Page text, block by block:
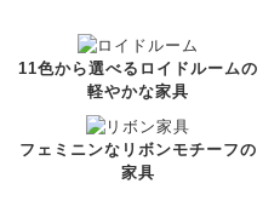
11色から選べるロイドルームの
軽やかな家具
フェミニンなリボンモチーフの
家具